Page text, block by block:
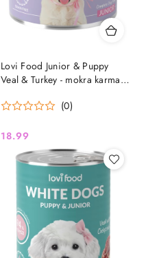
Lovi Food Junior & Puppy
Veal & Turkey - mokra karma
cielęciną, indykiem i gruszką
(0)
Cena:
18.99